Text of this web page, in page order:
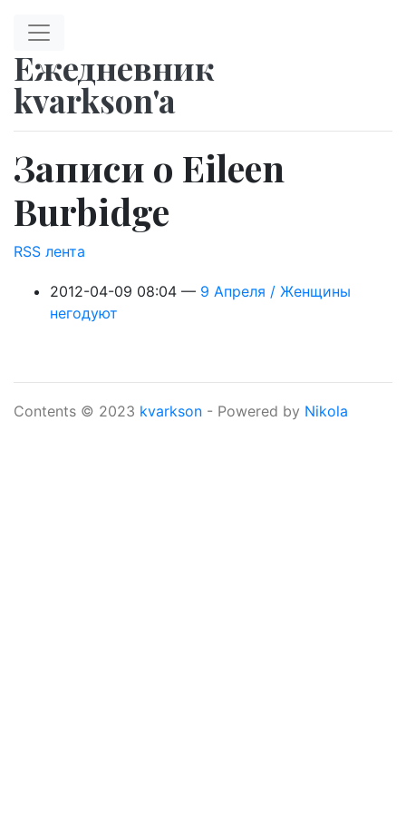
Ежедневник
kvarkson'a
Записи о Eileen
Burbidge
RSS лента
2012-04-09 08:04
9 Апреля / Женщины
негодуют
Contents © 2023 kvarkson - Powered by Nikola